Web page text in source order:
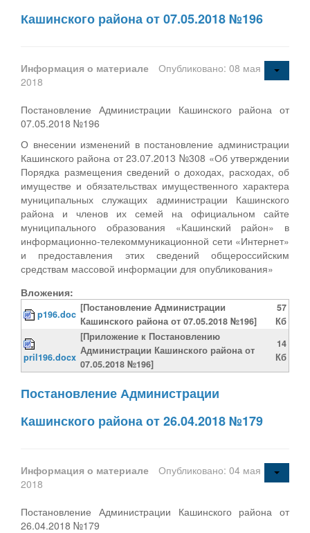
Кашинского района от 07.05.2018 №196
Информация о материале
Опубликовано: 08 мая
2018
Постановление Администрации Кашинского района от
07.05.2018 №196
О внесении изменений в постановление администрации
Кашинского района от 23.07.2013 №308 «Об утверждении
Порядка размещения сведений о доходах, расходах, об
имуществе и обязательствах имущественного характера
муниципальных служащих администрации Кашинского
района и членов их семей на официальном сайте
муниципального образования «Кашинский район» в
информационно-телекоммуникационной сети «Интернет»
и предоставления этих сведений общероссийским
средствам массовой информации для опубликования»
Вложения:
p196.doc
[Постановление Администрации
Кашинского района от 07.05.2018 №196]
57
Кб
pril196.docx
[Приложение к Постановлению
Администрации Кашинского района от
07.05.2018 №196]
14
Кб
Постановление Администрации
Кашинского района от 26.04.2018 №179
Информация о материале
Опубликовано: 04 мая
2018
Постановление Администрации Кашинского района от
26.04.2018 №179